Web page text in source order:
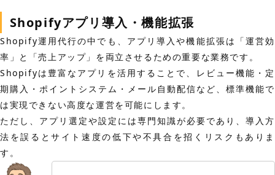
Shopifyアプリ導入・機能拡張
Shopify運用代行の中でも、アプリ導入や機能拡張は「運営効
率」と「売上アップ」を両立させるための重要な業務です。
Shopifyは豊富なアプリを活用することで、レビュー機能・定
期購入・ポイントシステム・メール自動配信など、標準機能で
は実現できない高度な運営を可能にします。
ただし、アプリ選定や設定には専門知識が必要であり、導入方
法を誤るとサイト速度の低下や不具合を招くリスクもありま
す。